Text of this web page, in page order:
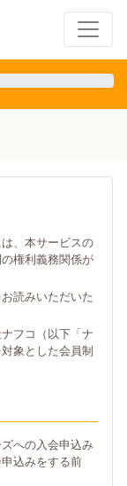
、本サービスの
権利義務関係が
読みいただいた
フコ（以下「ナ
象とした会員制
への入会申込み
込みをする前